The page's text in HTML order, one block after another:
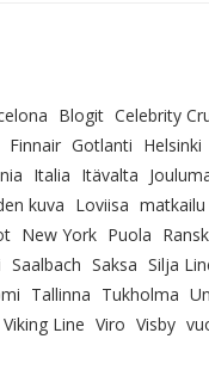
Blogit Celebrity
Finnair Gotlanti Helsinki
Italia Itävalta
kuva Loviisa matkailu
New York Puola
Saalbach Saksa Silja
Tallinna Tukholma
Viking Line Viro Visby